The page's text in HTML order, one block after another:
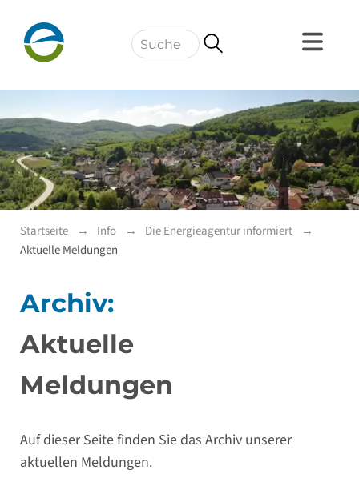
Navigation
Startseite Info
Die Energieagentur informiert
Aktuelle Meldungen
Archiv:
Aktuelle
Meldungen
Auf dieser Seite finden Sie das Archiv unserer
aktuellen Meldungen.